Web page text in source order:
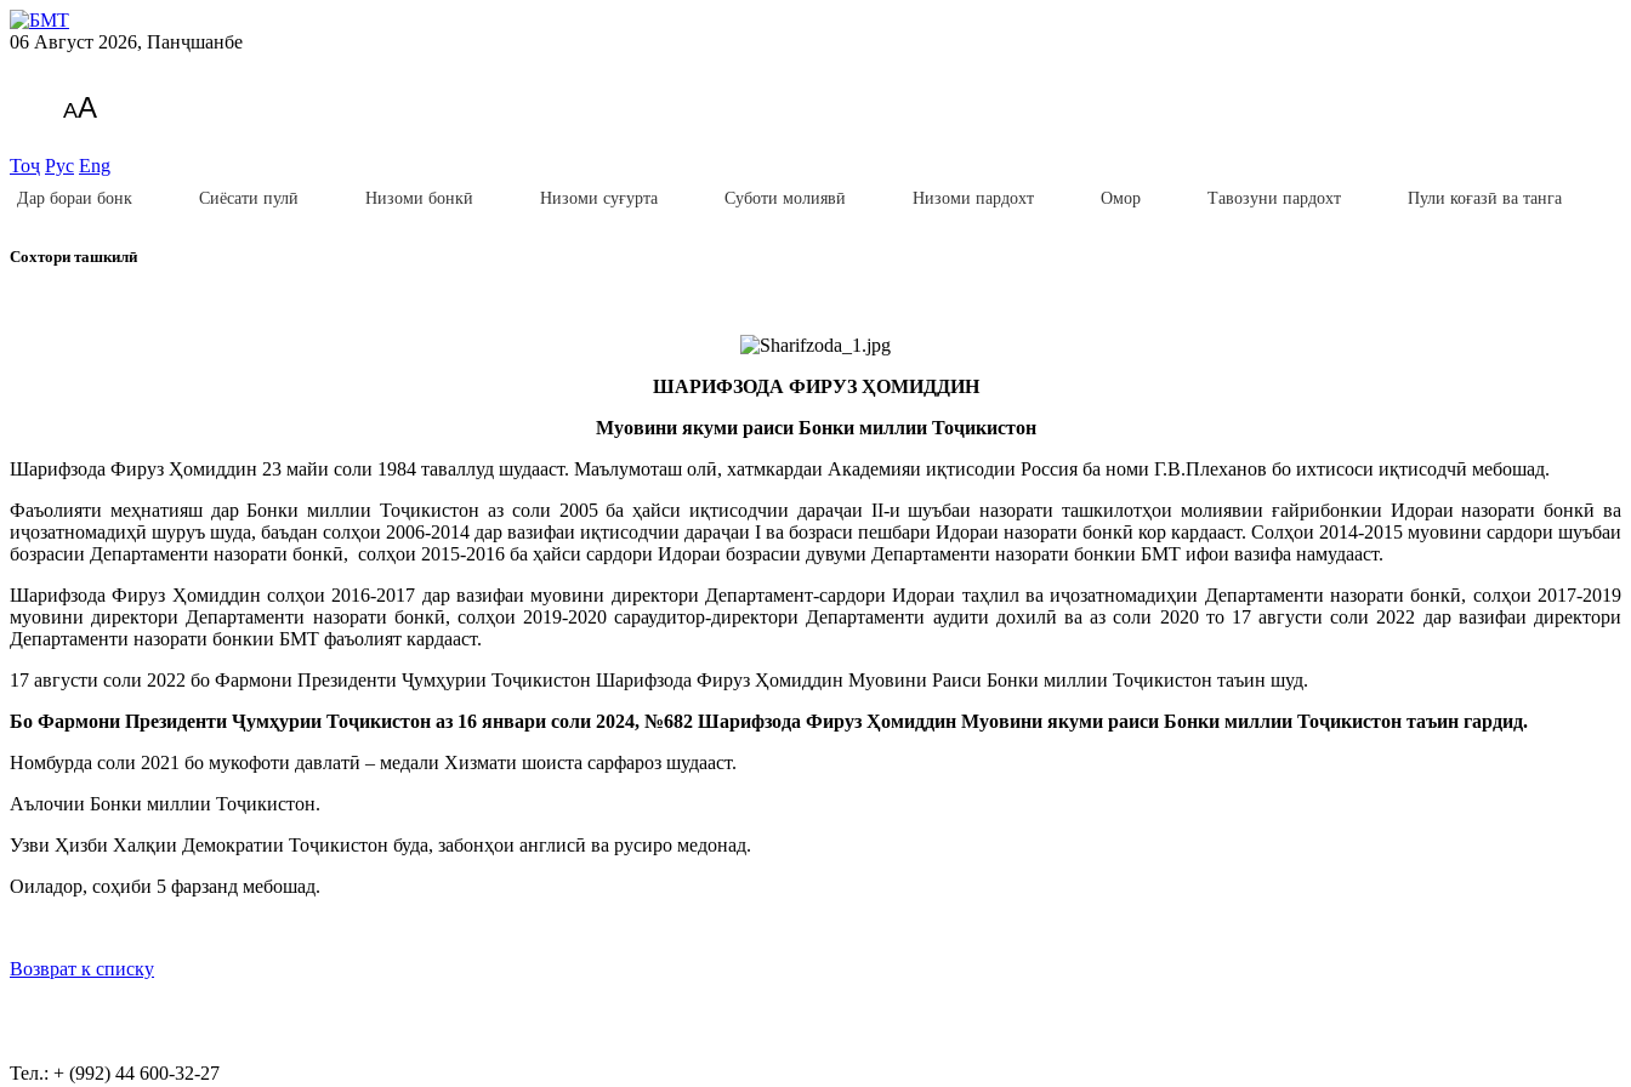
06 Август 2026, Панҷшанбе
AA
Тоҷ Рус Eng
Дар бораи бонк Сиёсати пулӣ Низоми бонкӣ Низоми суғурта Суботи молиявӣ Низоми пардохт Омор Тавозуни пардохт Пули коғазӣ ва танга
Сохтори ташкилӣ
ШАРИФЗОДА ФИРУЗ ҲОМИДДИН
Муовини якуми раиси Бонки миллии Тоҷикистон
Шарифзода Фируз Ҳомиддин 23 майи соли 1984 таваллуд шудааст. Маълумоташ олӣ, хатмкардаи Академияи иқтисодии Россия ба номи Г.В.Плеханов бо ихтисоси иқтисодчӣ мебошад.
Фаъолияти меҳнатияш дар Бонки миллии Тоҷикистон аз соли 2005 ба ҳайси иқтисодчии дараҷаи II-и шуъбаи назорати ташкилотҳои молиявии ғайрибонкии Идораи назорати бонкӣ ва
иҷозатномадиҳӣ шуруъ шуда, баъдан солҳои 2006-2014 дар вазифаи иқтисодчии дараҷаи I ва бозраси пешбари Идораи назорати бонкӣ кор кардааст. Солҳои 2014-2015 муовини сардори шуъбаи
бозрасии Департаменти назорати бонкӣ, солҳои 2015-2016 ба ҳайси сардори Идораи бозрасии дувуми Департаменти назорати бонкии БМТ ифои вазифа намудааст.
Шарифзода Фируз Ҳомиддин солҳои 2016-2017 дар вазифаи муовини директори Департамент-сардори Идораи таҳлил ва иҷозатномадиҳии Департаменти назорати бонкӣ, солҳои 2017-2019
муовини директори Департаменти назорати бонкӣ, солҳои 2019-2020 сараудитор-директори Департаменти аудити дохилӣ ва аз соли 2020 то 17 августи соли 2022 дар вазифаи директори
Департаменти назорати бонкии БМТ фаъолият кардааст.
17 августи соли 2022 бо Фармони Президенти Ҷумҳурии Тоҷикистон Шарифзода Фируз Ҳомиддин Муовини Раиси Бонки миллии Тоҷикистон таъин шуд.
Бо Фармони Президенти Ҷумҳурии Тоҷикистон аз 16 январи соли 2024, №682 Шарифзода Фируз Ҳомиддин Муовини якуми раиси Бонки миллии Тоҷикистон таъин гардид.
Номбурда соли 2021 бо мукофоти давлатӣ – медали Хизмати шоиста сарфароз шудааст.
Аълочии Бонки миллии Тоҷикистон.
Узви Ҳизби Халқии Демократии Тоҷикистон буда, забонҳои англисӣ ва русиро медонад.
Оиладор, соҳиби 5 фарзанд мебошад.
Возврат к списку
Тел.: + (992) 44 600-32-27